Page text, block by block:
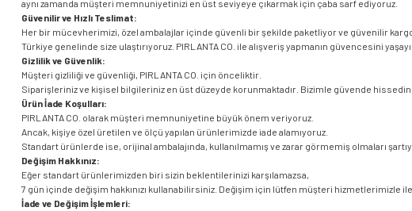
aynı zamanda müşteri memnuniyetinizi en üst seviyeye çıkarmak için çaba sarf ediyoruz.
Güvenilir ve Hızlı Teslimat:
Her bir mücevherimizi, özel ambalajlar içinde güvenli bir şekilde paketliyor ve güvenilir
Türkiye genelinde size ulaştırıyoruz. PIRLANTA CO. ile alışveriş yapmanın güvencesini
Gizlilik ve Güvenlik:
Müşteri gizliliği ve güvenliği, PIRLANTA CO. için önceliktir.
Siparişleriniz ve kişisel bilgileriniz en üst düzeyde korunmaktadır. Bizimle güvende hissedin.
Ürün İade Koşulları:
PIRLANTA CO. olarak müşteri memnuniyetine büyük önem veriyoruz.
Ancak, kişiye özel üretilen ve ölçü yapılan ürünlerimizde iade alamıyoruz.
Standart ürünlerde ise, orijinal ambalajında, kullanılmamış ve zarar görmemiş olmaları
Değişim Hakkınız:
Eğer standart ürünlerimizden biri sizin beklentilerinizi karşılamazsa,
7 gün içinde değişim hakkınızı kullanabilirsiniz. Değişim için lütfen müşteri hizmetlerimizle
İade ve Değişim İşlemleri: